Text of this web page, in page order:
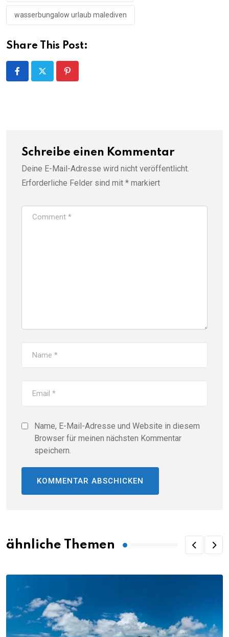
wasserbungalow urlaub malediven
Share This Post:
Pinterest
Schreibe einen Kommentar
Deine E-Mail-Adresse wird nicht veröffentlicht.
Erforderliche Felder sind mit * markiert
Name, E-Mail-Adresse und Website in diesem
Browser für meinen nächsten Kommentar
speichern.
ähnliche Themen